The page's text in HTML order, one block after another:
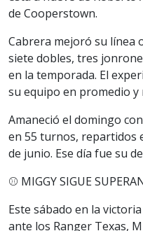
de Cooperstown.
Cabrera mejoró su línea
siete dobles, tres
en la temporada. El
su equipo en promedio y
Amaneció el domingo
en 55 turnos, repartidos
de junio. Ese día fue su
⚾ MIGGY SIGUE
Este sábado en la
ante los Ranger Texas,